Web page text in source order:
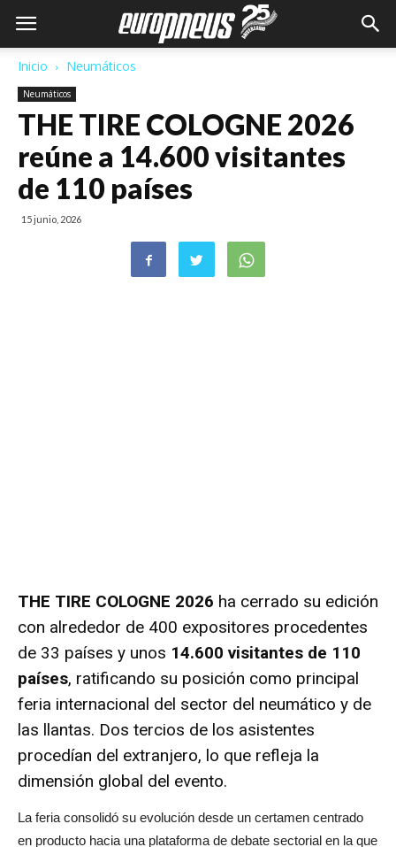
Inicio Neumáticos
Neumáticos
THE TIRE COLOGNE 2026
reúne a 14.600 visitantes
de 110 países
15 junio, 2026
THE TIRE COLOGNE 2026 ha cerrado su edición
con alrededor de 400 expositores procedentes
de 33 países y unos 14.600 visitantes de 110
países, ratificando su posición como principal
feria internacional del sector del neumático y de
las llantas. Dos tercios de los asistentes
procedían del extranjero, lo que refleja la
dimensión global del evento.
La feria consolidó su evolución desde un certamen centrado
en producto hacia una plataforma de debate sectorial en la que